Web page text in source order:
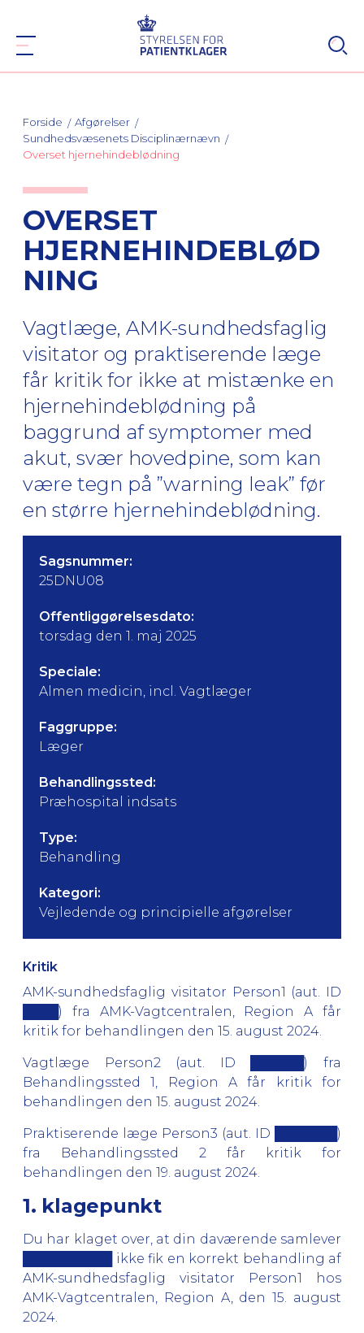
Forside
Afgørelser
Sundhedsvæsenets Disciplinærnævn
Overset hjernehindeblødning
OVERSET
HJERNEHINDEBLØD
NING
Vagtlæge, AMK-sundhedsfaglig
visitator og praktiserende læge
får kritik for ikke at mistænke en
hjernehindeblødning på
baggrund af symptomer med
akut, svær hovedpine, som kan
være tegn på ”warning leak” før
en større hjernehindeblødning.
Sagsnummer:
25DNU08
Offentliggørelsesdato:
torsdag den 1. maj 2025
Speciale:
Almen medicin, incl. Vagtlæger
Faggruppe:
Læger
Behandlingssted:
Præhospital indsats
Type:
Behandling
Kategori:
Vejledende og principielle afgørelser
Kritik
AMK-sundhedsfaglig visitator Person1 (aut. ID
████) fra AMK-Vagtcentralen, Region A får
kritik for behandlingen den 15. august 2024.
Vagtlæge Person2 (aut. ID ██████) fra
Behandlingssted 1, Region A får kritik for
behandlingen den 15. august 2024.
Praktiserende læge Person3 (aut. ID ███████)
fra Behandlingssted 2 får kritik for
behandlingen den 19. august 2024.
1. klagepunkt
Du har klaget over, at din daværende samlever
██████████ ikke fik en korrekt behandling af
AMK-sundhedsfaglig visitator Person1 hos
AMK-Vagtcentralen, Region A, den 15. august
2024.